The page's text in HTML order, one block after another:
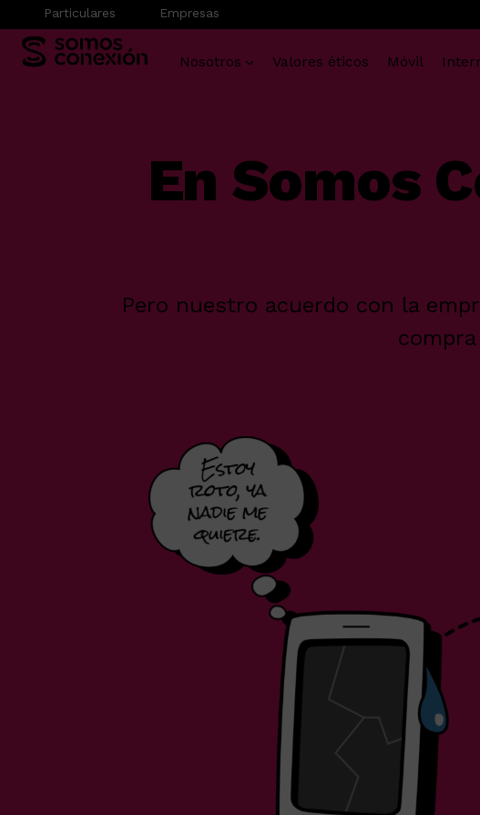
Particulares Empresas
Nosotros Valores éticos Móvil
En Somos
Pero nuestro acuerdo con la